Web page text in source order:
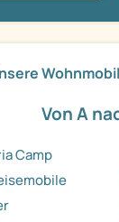
Von A
Camp